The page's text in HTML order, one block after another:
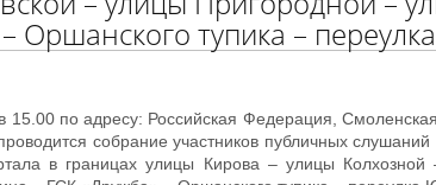
Оршанского тупика –
15.00 по адресу: Российская Федерация,
собрание участников публичных
в границах улицы Кирова – улицы